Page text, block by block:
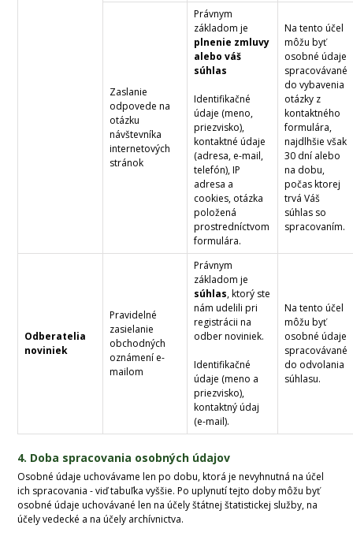
Zaslanie
odpovede na
otázku
návštevníka
internetových
stránok
Právnym
základom je
plnenie zmluvy
alebo váš
súhlas
Identifikačné
údaje (meno,
priezvisko),
kontaktné údaje
(adresa, e-mail,
telefón), IP
adresa a
cookies, otázka
položená
prostredníctvom
formulára.
Na tento účel
môžu byť
osobné údaje
spracovávané
do vybavenia
otázky z
kontaktného
formulára,
najdlhšie však
30 dní alebo
na dobu,
počas ktorej
trvá Váš
súhlas so
spracovaním.
Odberatelia
noviniek
Pravidelné
zasielanie
obchodných
oznámení e-
mailom
Právnym
základom je
súhlas, ktorý ste
nám udelili pri
registrácii na
odber noviniek.
Identifikačné
údaje (meno a
priezvisko),
kontaktný údaj
(e-mail).
Na tento účel
môžu byť
osobné údaje
spracovávané
do odvolania
súhlasu.
4. Doba spracovania osobných údajov
Osobné údaje uchovávame len po dobu, ktorá je nevyhnutná na účel
ich spracovania - viď tabuľka vyššie. Po uplynutí tejto doby môžu byť
osobné údaje uchovávané len na účely štátnej štatistickej služby, na
účely vedecké a na účely archívnictva.